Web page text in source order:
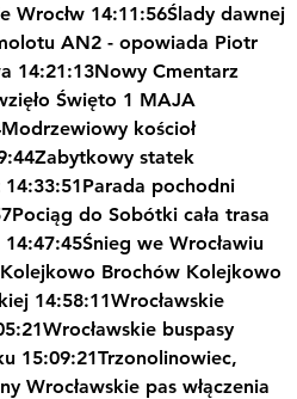
Wrocłw 14:11:56Ślady dawnej
AN2 - opowiada Piotr
14:21:13Nowy Cmentarz
Święto 1 MAJA
kościoł
statek
pochodni
do Sobótki cała trasa
we Wrocławiu
Brochów Kolejkowo
14:58:11Wrocławskie
buspasy
15:09:21Trzonolinowiec,
Wrocławskie pas włączenia